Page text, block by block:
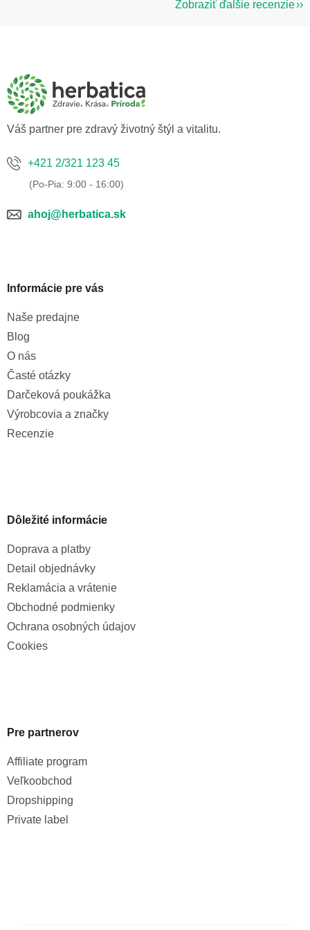
Zobraziť ďalšie recenzie
Váš partner pre zdravý životný štýl a vitalitu.
+421 2/321 123 45
ahoj@herbatica.sk
Informácie pre vás
Naše predajne
Blog
O nás
Časté otázky
Darčeková poukážka
Výrobcovia a značky
Recenzie
Dôležité informácie
Doprava a platby
Detail objednávky
Reklamácia a vrátenie
Obchodné podmienky
Ochrana osobných údajov
Cookies
Pre partnerov
Affiliate program
Veľkoobchod
Dropshipping
Private label